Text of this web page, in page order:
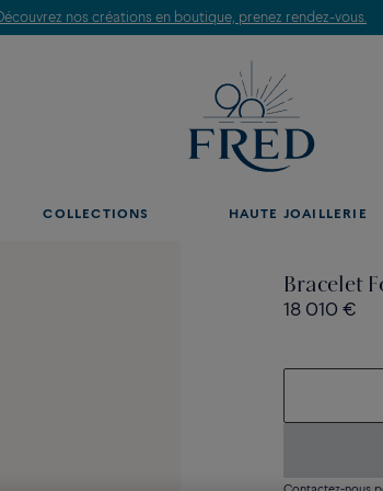
Découvrez nos créations en boutique, prenez rendez-vous.
COLLECTIONS HAUTE JOAILLERIE
Bracelet
18 010 €